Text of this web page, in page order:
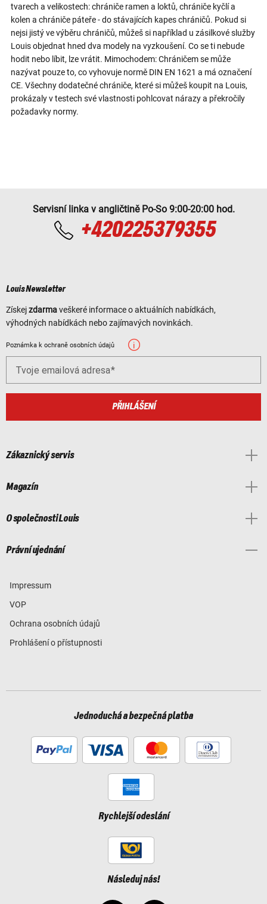
tvarech a velikostech: chrániče ramen a loktů, chrániče kyčlí a
kolen a chrániče páteře - do stávajících kapes chráničů. Pokud si
nejsi jistý ve výběru chráničů, můžeš si například u zásilkové služby
Louis objednat hned dva modely na vyzkoušení. Co se ti nebude
hodit nebo líbit, lze vrátit. Mimochodem: Chráničem se může
nazývat pouze to, co vyhovuje normě DIN EN 1621 a má označení
CE. Všechny dodatečné chrániče, které si můžeš koupit na Louis,
prokázaly v testech své vlastnosti pohlcovat nárazy a překročily
požadavky normy.
Servisní linka v angličtině Po-So 9:00-20:00 hod.
+420225379355
Louis Newsletter
Získejzdarmaveškeré informace o aktuálních nabídkách,
výhodných nabídkách nebo zajímavých novinkách.
Poznámka k ochraně osobních údajů
Tvoje emailová adresa
PŘIHLÁŠENÍ
Zákaznický servis
Magazín
O společnosti Louis
Právní ujednání
Impressum
VOP
Ochrana osobních údajů
Prohlášení o přístupnosti
Jednoduchá a bezpečná platba
Rychlejší odeslání
Následuj nás!